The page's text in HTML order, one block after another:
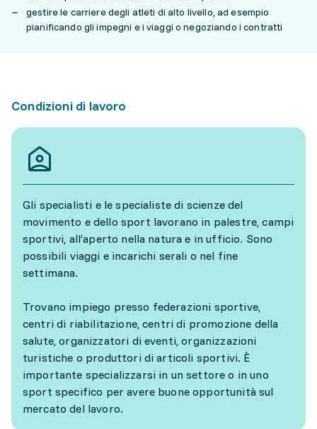
gestire le carriere degli atleti di alto livello, ad esempio
pianificando gli impegni e i viaggi o negoziando i contratti
Condizioni di lavoro
Gli specialisti e le specialiste di scienze del
movimento e dello sport lavorano in palestre, campi
sportivi, all’aperto nella natura e in ufficio. Sono
possibili viaggi e incarichi serali o nel fine
settimana.
Trovano impiego presso federazioni sportive,
centri di riabilitazione, centri di promozione della
salute, organizzatori di eventi, organizzazioni
turistiche o produttori di articoli sportivi. È
importante specializzarsi in un settore o in uno
sport specifico per avere buone opportunità sul
mercato del lavoro.